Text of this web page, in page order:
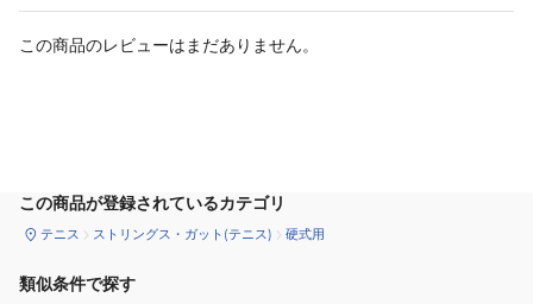
この商品のレビューはまだありません。
この商品が登録されているカテゴリ
テニス ストリングス・ガット(テニス) 硬式用
類似条件で探す